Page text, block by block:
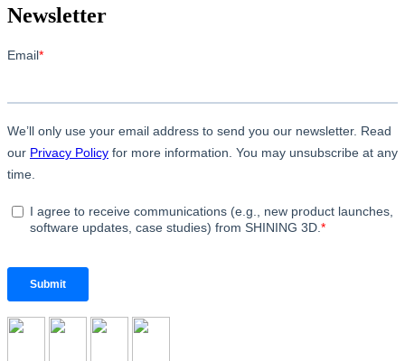
Newsletter